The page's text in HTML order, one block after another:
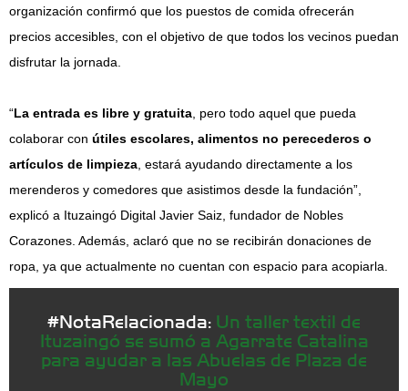
organización confirmó que los puestos de comida ofrecerán
precios accesibles, con el objetivo de que todos los vecinos puedan
disfrutar la jornada.
“La entrada es libre y gratuita, pero todo aquel que pueda
colaborar con útiles escolares, alimentos no perecederos o
artículos de limpieza, estará ayudando directamente a los
merenderos y comedores que asistimos desde la fundación”,
explicó a Ituzaingó Digital Javier Saiz, fundador de Nobles
Corazones. Además, aclaró que no se recibirán donaciones de
ropa, ya que actualmente no cuentan con espacio para acopiarla.
#NotaRelacionada: Un taller textil de
Ituzaingó se sumó a Agarrate Catalina
para ayudar a las Abuelas de Plaza de
Mayo